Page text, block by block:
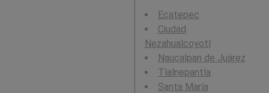
Ecatepec
Ciudad
Nezahualcoyotl
Naucalpan de Juárez
Tlalnepantla
Santa María